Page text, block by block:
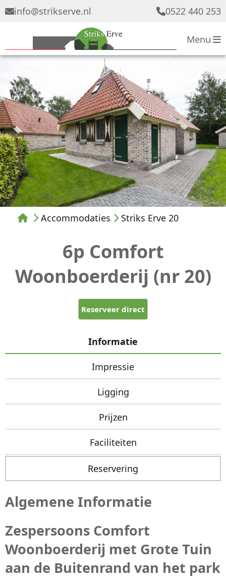
Menu
info@strikserve.nl 0522 440 253
Accommodaties Striks Erve 20
6p Comfort
Woonboerderij (nr 20)
Reserveer direct
Informatie
Impressie
Ligging
Prijzen
Faciliteiten
Reservering
Algemene Informatie
Zespersoons Comfort
Woonboerderij met Grote Tuin
aan de Buitenrand van het park